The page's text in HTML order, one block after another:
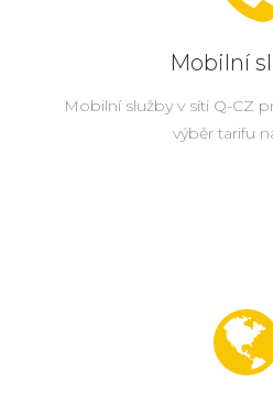
Mobilní
Mobilní služby v síti Q-CZ
výběr tarifu